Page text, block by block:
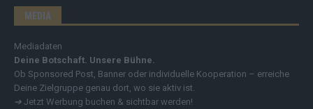
MEDIA
Mediadaten
Deine Botschaft. Unsere Bühne.
Ob Sponsored Post, Banner oder individuelle Kooperation – erreiche
Deine Zielgruppe genau dort, wo sie aktiv ist.
➔ Jetzt Werbung buchen & sichtbar werden!